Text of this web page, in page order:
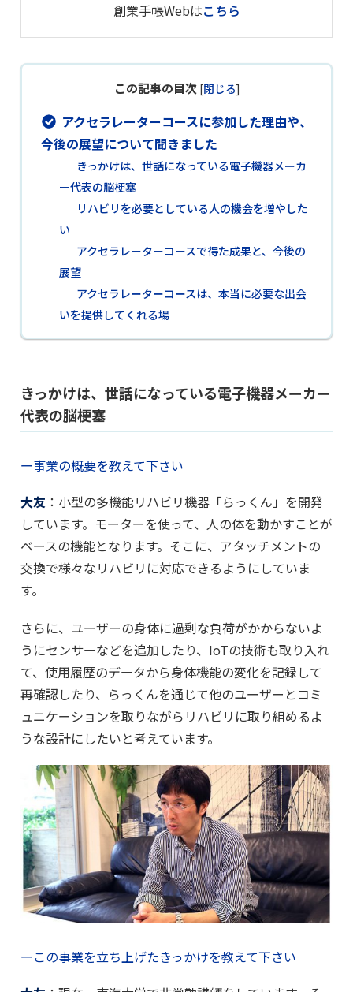
創業手帳Webはこちら
この記事の目次 [閉じる]
アクセラレーターコースに参加した理由や、
今後の展望について聞きました
きっかけは、世話になっている電子機器メーカ
ー代表の脳梗塞
リハビリを必要としている人の機会を増やした
い
アクセラレーターコースで得た成果と、今後の
展望
アクセラレーターコースは、本当に必要な出会
いを提供してくれる場
きっかけは、世話になっている電子機器メーカー
代表の脳梗塞
ー事業の概要を教えて下さい
大友 ：小型の多機能リハビリ機器「らっくん」を開発
しています。モーターを使って、人の体を動かすことが
ベースの機能となります。そこに、アタッチメントの
交換で様々なリハビリに対応できるようにしていま
す。
さらに、ユーザーの身体に過剰な負荷がかからないよ
うにセンサーなどを追加したり、IoTの技術も取り入れ
て、使用履歴のデータから身体機能の変化を記録して
再確認したり、らっくんを通じて他のユーザーとコミ
ュニケーションを取りながらリハビリに取り組めるよ
うな設計にしたいと考えています。
ーこの事業を立ち上げたきっかけを教えて下さい